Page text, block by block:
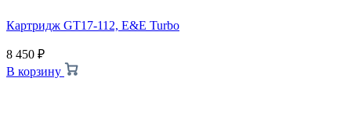
Картридж GT17-112, E&E Turbo
8 450 ₽
В корзину